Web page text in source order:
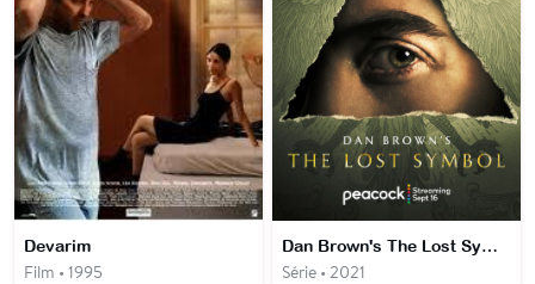
Devarim
Film • 1995
Dan Brown's The Lost Symbol
Série • 2021